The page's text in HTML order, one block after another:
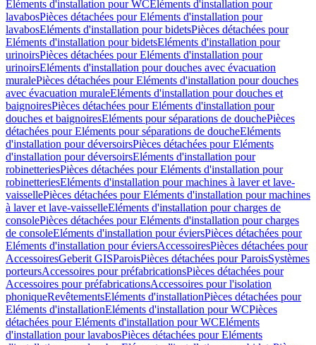
Eléments d'installation pour WCEléments d'installation pour
lavabosPièces détachées pour Eléments d'installation pour
lavabosEléments d'installation pour bidetsPièces détachées pour
Eléments d'installation pour bidetsEléments d'installation pour
urinoirsPièces détachées pour Eléments d'installation pour
urinoirsEléments d'installation pour douches avec évacuation
muralePièces détachées pour Eléments d'installation pour douches
avec évacuation muraleEléments d'installation pour douches et
baignoiresPièces détachées pour Eléments d'installation pour
douches et baignoiresEléments pour séparations de douchePièces
détachées pour Eléments pour séparations de doucheEléments
d'installation pour déversoirsPièces détachées pour Eléments
d'installation pour déversoirsEléments d'installation pour
robinetteriesPièces détachées pour Eléments d'installation pour
robinetteriesEléments d'installation pour machines à laver et lave-
vaissellePièces détachées pour Eléments d'installation pour machines
à laver et lave-vaisselleEléments d'installation pour charges de
consolePièces détachées pour Eléments d'installation pour charges
de consoleEléments d'installation pour éviersPièces détachées pour
Eléments d'installation pour éviersAccessoiresPièces détachées pour
AccessoiresGeberit GISParoisPièces détachées pour ParoisSystèmes
porteursAccessoires pour préfabricationsPièces détachées pour
Accessoires pour préfabricationsAccessoires pour l'isolation
phoniqueRevêtementsEléments d'installationPièces détachées pour
Eléments d'installationEléments d'installation pour WCPièces
détachées pour Eléments d'installation pour WCEléments
d'installation pour lavabosPièces détachées pour Eléments